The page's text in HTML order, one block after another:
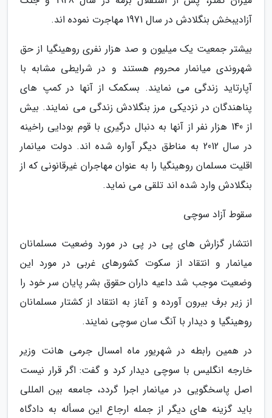
آزادیبخش بنگلادش در سال 1971 مهاجرت نموده اند.
بیشتر جمعیت یک میلیون و صد هزار نفری روهینگیا از حق
شهروندی میانمار محروم هستند و در شرایطی مشابه با
آپارتاید زندگی می نمایند. بسکمک از آنها در کمپ های
پناهندگان در نزدیکی مرز بنگلادش زندگی می نمایند. بیش
از 140 هزار نفر از آنها به دنبال درگیری با قوم بودایی راخینه
در سال 2012 به مناطق دیگر آواره شده اند. دولت میانمار
اقلیت مسلمان روهینگیا را به عنوان مهاجران غیرقانونی که از
بنگلادش وارد شده اند تلقی می نماید.
سقوط آزاد سوچی
انتشار گزارش های پی در پی در مورد وضعیت مسلمانان
میانمار و انتقاد از سکوت کشورهای غربی در مورد این
وضعیت موجب شد داعیه داران حقوق بشر پایان سر خود را
از زیر برف بیرون آورده و آغاز به انتقاد از کشتار مسلمانان
روهینگیا و دیدار با آنگ سان سوچی نمایند.
در همین رابطه در شهریور ماه امسال جرمی هانت وزیر
خارجه انگلیس با سوچی دیدار کرد و گفت: اگر قرار نیست
اصل پاسخگویی در میانمار اجرا گردد، جامعه بین المللی
باید گزینه های دیگر از جمله ارجاع این مسأله به دادگاه